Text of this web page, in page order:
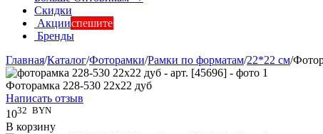
Скидки
Акцииспешите
Бренды
Главная/Каталог/Фоторамки/Рамки по форматам/22*22 см/
Фоторамка 228-530 22x22 дуб
Написать отзыв
1032 BYN
В корзину